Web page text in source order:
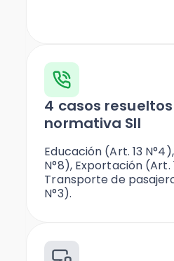
4 casos
normativa SII
Educación (Art. 13
N°8), Exportación (Art.
Transporte de
N°3).